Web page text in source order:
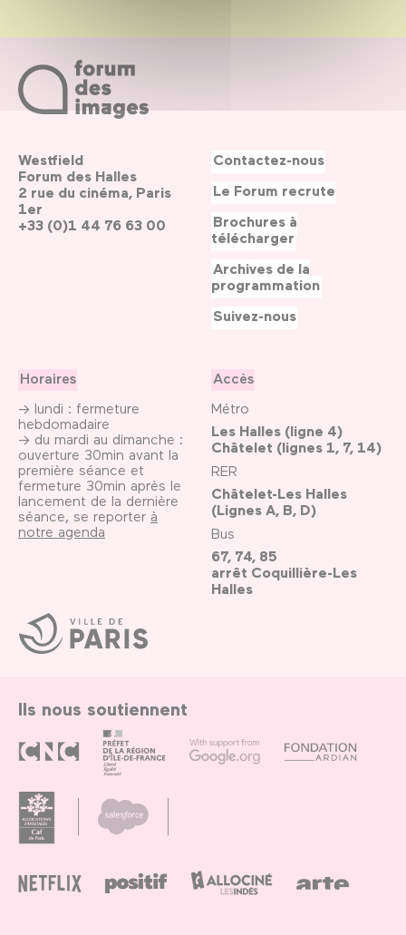
Ville
de
Paris
Westfield
Forum des Halles
2 rue du cinéma, Paris
1er
+33 (0)1 44 76 63 00
Horaires
→ lundi : fermeture
hebdomadaire
→ du mardi au dimanche :
ouverture 30min avant la
première séance et
fermeture 30min après le
lancement de la dernière
séance, se reporter à
notre agenda
Accès
Métro
Les Halles (ligne 4)
Châtelet (lignes 1, 7, 14)
RER
Châtelet-Les Halles
(Lignes A, B, D)
Bus
67, 74, 85
arrêt Coquillière-Les
Halles
Contactez-nous
Le Forum recrute
Brochures à
télécharger
Archives de la
programmation
Suivez-nous
Ils nous soutiennent